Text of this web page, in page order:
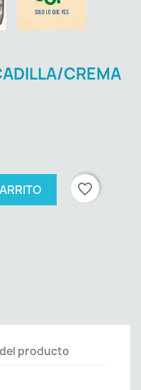
CREMA
favorite_border
producto